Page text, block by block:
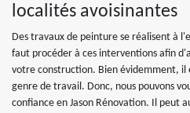
localités avoisinantes
Des travaux de peinture se réalisent à
faut procéder à ces interventions afin
votre construction. Bien évidemment, il
genre de travail. Donc, nous pouvons
confiance en Jason Rénovation. Il peut